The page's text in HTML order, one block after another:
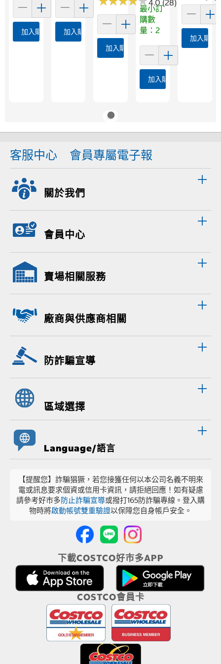
加入購物車 加入購物車
4.0 (28)
加入購物車
最小訂
購數
量：2
加入購物車
加入購物
客服中心 會員專屬電子報
關於我們
會員中心
賣場相關服務
廠商與供應商相關
防詐騙宣導
區域選擇
Language/語言
【提醒您】詐騙猖獗，若您接獲任何以本公司名義不明來
電或訊息要求個資或信用卡資訊，請拒絕回應！如有疑慮
請參考好市多防止詐騙宣導或撥打165防詐騙專線。登入購
物時將啟動帳號雙重驗證以保障您自身帳戶安全。
下載COSTCO好市多APP
COSTCO會員卡